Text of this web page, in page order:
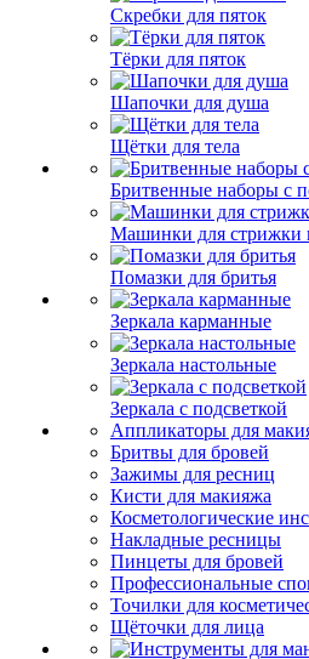
Скребки для пяток
Тёрки для пяток
Шапочки для душа
Щётки для тела
Бритвенные наборы с
Машинки для стрижки
Помазки для бритья
Зеркала карманные
Зеркала настольные
Зеркала с подсветкой
Аппликаторы для
Бритвы для бровей
Зажимы для ресниц
Кисти для макияжа
Косметологические
Накладные ресницы
Пинцеты для бровей
Профессиональные
Точилки для
Щёточки для лица